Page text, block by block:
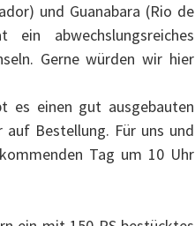
und Guanabara (Rio de
abwechslungsreiches
Gerne würden wir hier
es einen gut ausgebauten
auf Bestellung. Für uns und
Tag um 10 Uhr